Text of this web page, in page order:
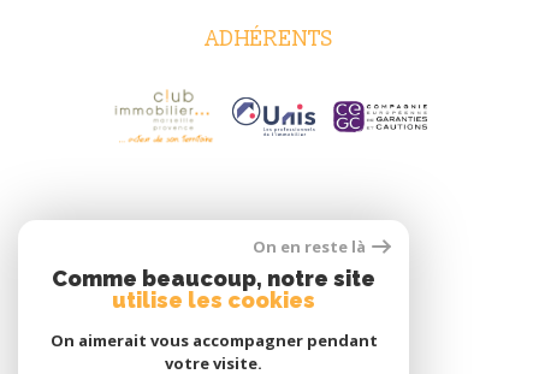
ADHÉRENTS
On en reste là
Comme beaucoup, notre site
utilise les cookies
On aimerait vous accompagner pendant
votre visite.